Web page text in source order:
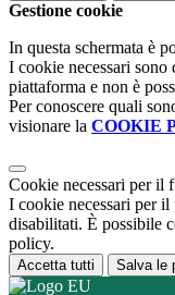
Gestione cookie
In questa schermata è
I cookie necessari
piattaforma e non è
Per conoscere quali
visionare la COOKIE
Cookie necessari per il
I cookie necessari per il
disabilitati. È possibile
policy.
Accetta tutti Salva le